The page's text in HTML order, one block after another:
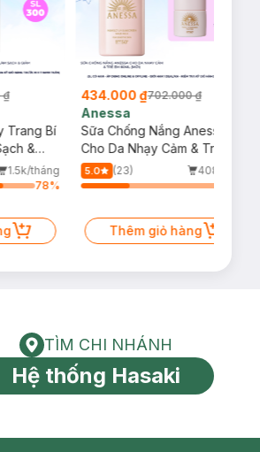
₫
Trang Bí
&
1.5k/tháng
78%
434.000 ₫702.000 ₫
Anessa
Sữa Chống Nắng Anessa
Cho Da Nhạy Cảm & Trẻ Em
60ml (Mới)
5.0 (23)
408/tháng
Thêm giỏ hàng
Tìm chi nhánh
TÌM CHI NHÁNH
Hệ thống Hasaki